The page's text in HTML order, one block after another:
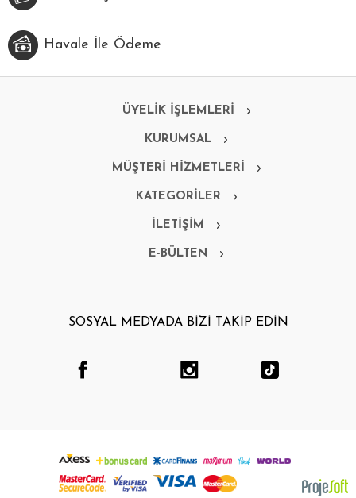
Havale İle Ödeme
ÜYELİK İŞLEMLERİ
KURUMSAL
MÜŞTERİ HİZMETLERİ
KATEGORİLER
İLETİŞİM
E-BÜLTEN
SOSYAL MEDYADA BİZİ TAKİP EDİN